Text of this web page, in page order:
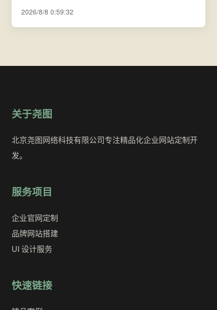
2026/8/8 0:59:32
关于尧图
北京尧图网络科技有限公司专注精品化企业网站定制开
发。
服务项目
企业官网定制
品牌网站搭建
UI 设计服务
快速链接